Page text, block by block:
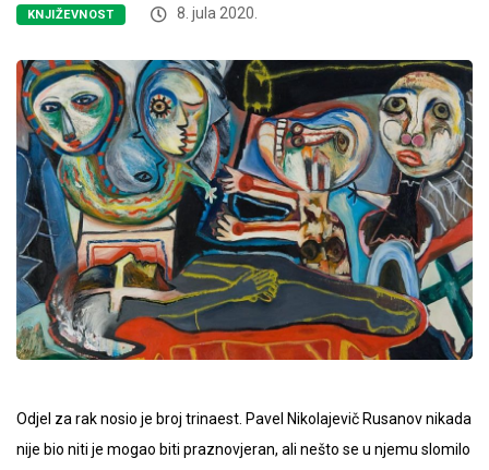
KNJIŽEVNOST 8. jula 2020.
Odjel za rak nosio je broj trinaest. Pavel Nikolajevič Rusanov nikada
nije bio niti je mogao biti praznovjeran, ali nešto se u njemu slomilo